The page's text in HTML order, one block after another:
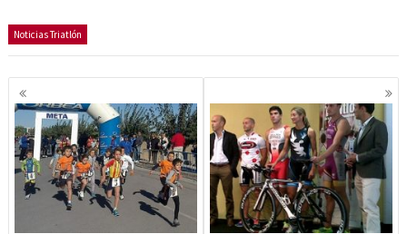
Noticias Triatlón
Navegación
de
entradas